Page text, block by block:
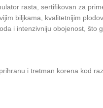
rasta, sertifikovan za
biljkama, kvalitetnijim
i intenzivniju obojenost, što
i tretman korena kod